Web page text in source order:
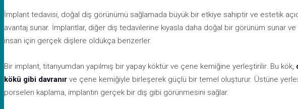
İmplant tedavisi, doğal diş görünümü sağlamada büyük bir etkiye sahiptir ve estetik
avantaj sunar. İmplantlar, diğer diş tedavilerine kıyasla daha doğal bir görünüm sunar
insan için gerçek dişlere oldukça benzerler.
Bir implant, titanyumdan yapılmış bir yapay köktür ve çene kemiğine yerleştirilir. Bu kök,
kökü gibi davranır ve çene kemiğiyle birleşerek güçlü bir temel oluşturur. Üstüne
porselen kaplama, implantın gerçek bir diş gibi görünmesini sağlar.